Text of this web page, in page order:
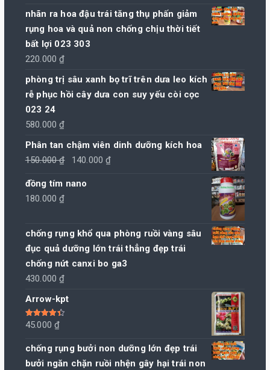
nhãn ra hoa đậu trái tăng thụ phấn giảm
rụng hoa và quả non chống chịu thời tiết
bất lợi 023 303
220.000₫
phòng trị sâu xanh bọ trĩ trên dưa leo kích
rễ phục hồi cây dưa con suy yếu còi cọc
023 24
580.000₫
Phân tan chậm viên dinh dưỡng kích hoa
150.000₫
Giá
là:
140.000₫
đồng tím nano
180.000₫
chống rụng khổ qua phòng ruồi vàng sâu
đục quả dưỡng lớn trái thẳng đẹp trái
chống nứt canxi bo ga3
430.000₫
Arrow-kpt
Được xếp
hạng 4.50
45.000₫
chống rụng bưởi non dưỡng lớn đẹp trái
bưởi ngăn chặn ruồi nhện gây hại trái non